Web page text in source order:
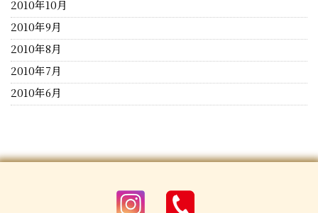
2010年10月
2010年9月
2010年8月
2010年7月
2010年6月